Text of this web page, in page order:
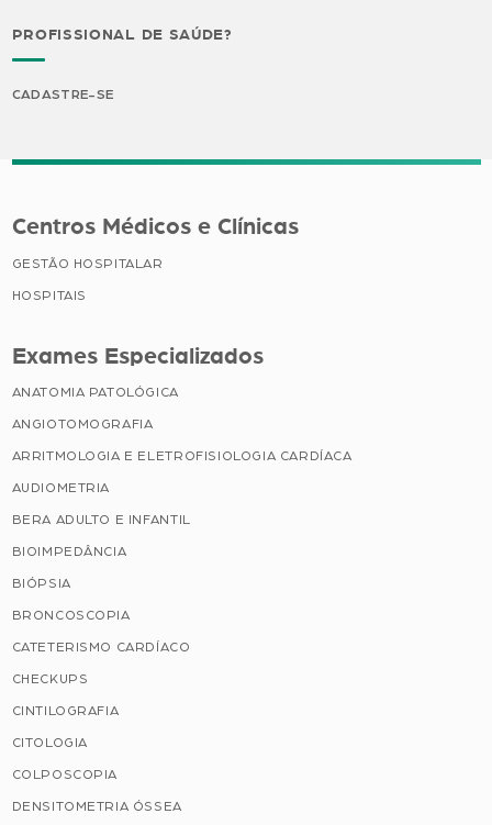
PROFISSIONAL DE SAÚDE?
CADASTRE-SE
Centros Médicos e Clínicas
GESTÃO HOSPITALAR
HOSPITAIS
Exames Especializados
ANATOMIA PATOLÓGICA
ANGIOTOMOGRAFIA
ARRITMOLOGIA E ELETROFISIOLOGIA CARDÍACA
AUDIOMETRIA
BERA ADULTO E INFANTIL
BIOIMPEDÂNCIA
BIÓPSIA
BRONCOSCOPIA
CATETERISMO CARDÍACO
CHECKUPS
CINTILOGRAFIA
CITOLOGIA
COLPOSCOPIA
DENSITOMETRIA ÓSSEA